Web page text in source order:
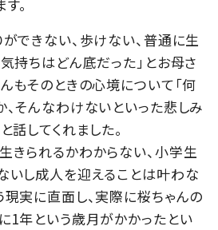
。
できない、歩けない、普通に生
持ちはどん底だった」とお母さ
もそのときの心境について「何
そんなわけないといった悲しみ
話してくれました。
きられるかわからない、小学生
いし成人を迎えることは叶わな
実に直面し、実際に桜ちゃんの
1年という歳月がかかったとい